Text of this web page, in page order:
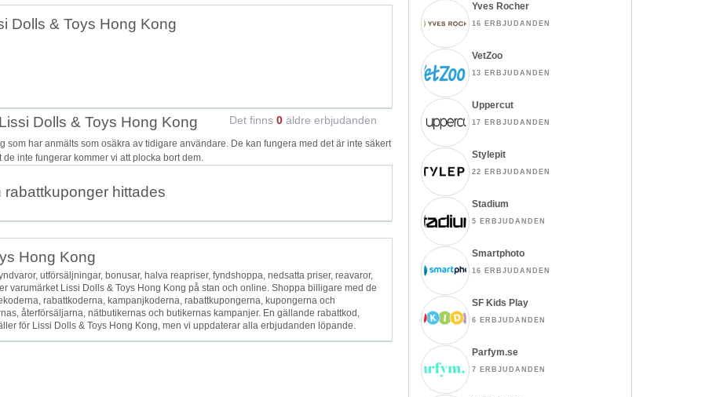
Topp
Dolls & Toys Hong Kong
Dolls & Toys Hong Kong Det finns 0 äldre erbjudanden
som har anmälts som osäkra av tidigare användare. De kan fungera med det är inte säkert
inte fungerar kommer vi att plocka bort dem.
hittades
Hong Kong
utförsäljningar, bonusar, halva reapriser, fyndshoppa, nedsatta priser, reavaror,
varumärket Lissi Dolls & Toys Hong Kong på stan och online. Shoppa billigare med de
rabattkoderna, kampanjkoderna, rabattkupongerna, kupongerna och
återförsäljarna, nätbutikernas och butikernas kampanjer. En gällande rabattkod,
för Lissi Dolls & Toys Hong Kong, men vi uppdaterar alla erbjudanden löpande.
Yves Rocher
16 ERBJUDANDEN
VetZoo
13 ERBJUDANDEN
Uppercut
17 ERBJUDANDEN
Stylepit
22 ERBJUDANDEN
Stadium
5 ERBJUDANDEN
Smartphoto
16 ERBJUDANDEN
SF Kids Play
6 ERBJUDANDEN
Parfym.se
7 ERBJUDANDEN